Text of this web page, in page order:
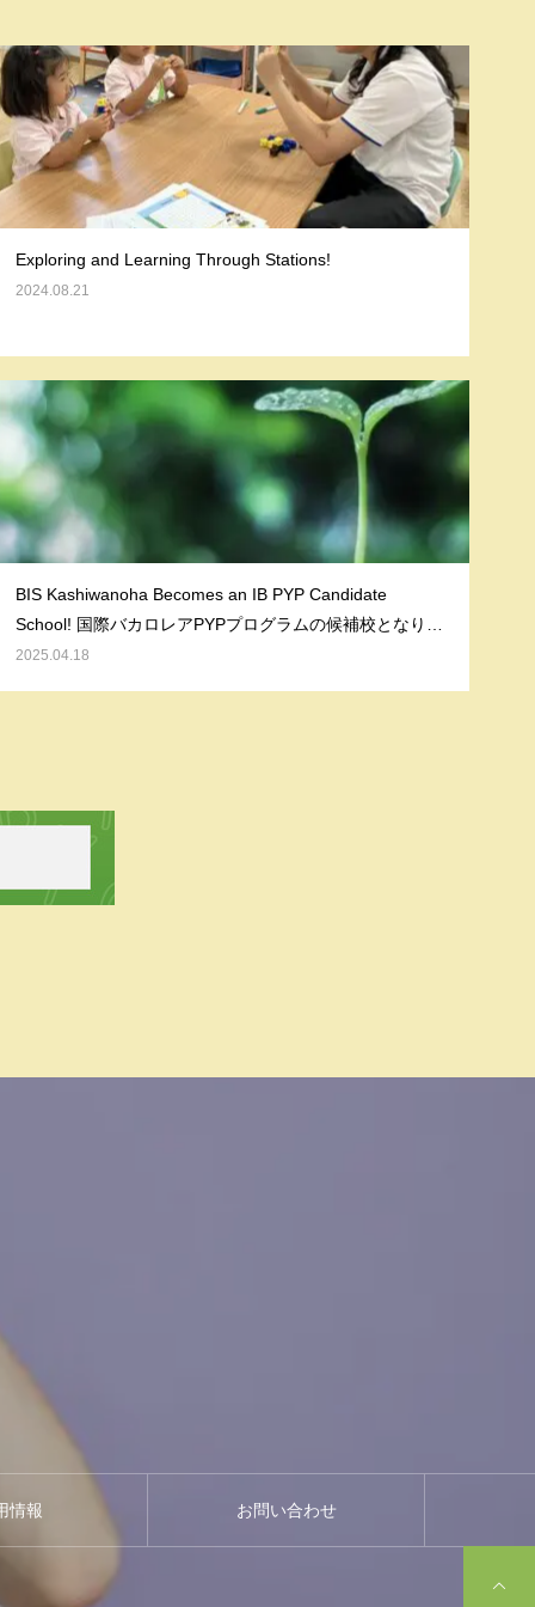
Exploring and Learning Through Stations!
2024.08.21
BIS Kashiwanoha Becomes an IB PYP Candidate
School! 国際バカロレアPYPプログラムの候補校となりま
した！
2025.04.18
情報 お問い合わせ